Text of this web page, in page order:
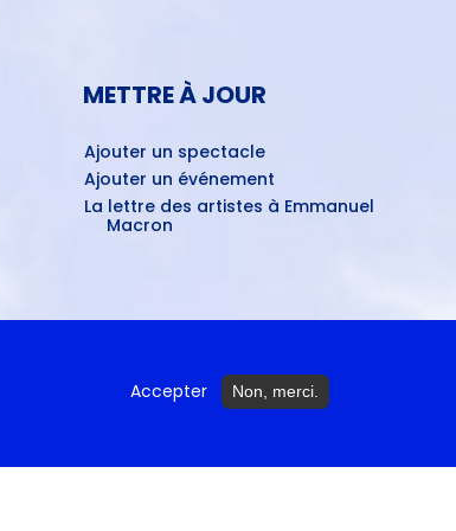
METTRE À JOUR
Ajouter un spectacle
Ajouter un événement
La lettre des artistes à Emmanuel
Macron
Accepter Non, merci.